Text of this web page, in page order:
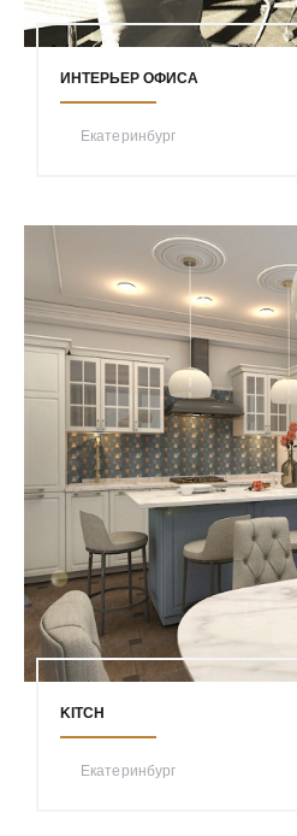
ИНТЕРЬЕР ОФИСА
Екатеринбург
KITCH
Екатеринбург